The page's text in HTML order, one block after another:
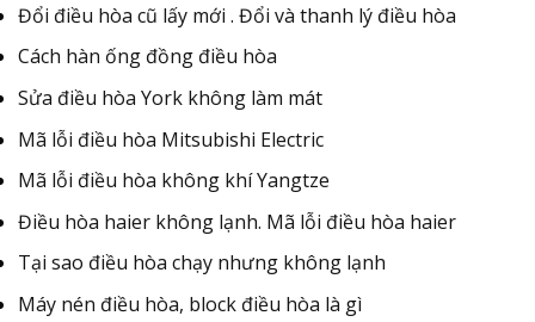
Đổi điều hòa cũ lấy mới . Đổi và thanh lý điều hòa
Cách hàn ống đồng điều hòa
Sửa điều hòa York không làm mát
Mã lỗi điều hòa Mitsubishi Electric
Mã lỗi điều hòa không khí Yangtze
Điều hòa haier không lạnh. Mã lỗi điều hòa haier
Tại sao điều hòa chạy nhưng không lạnh
Máy nén điều hòa, block điều hòa là gì